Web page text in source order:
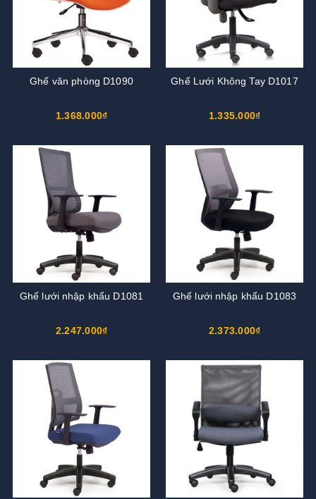
Ghế văn phòng D1090
1.368.000₫
Ghế Lưới Không Tay D1017
1.335.000₫
Ghế lưới nhập khẩu D1081
2.247.000₫
Ghế lưới nhập khẩu D1083
2.373.000₫